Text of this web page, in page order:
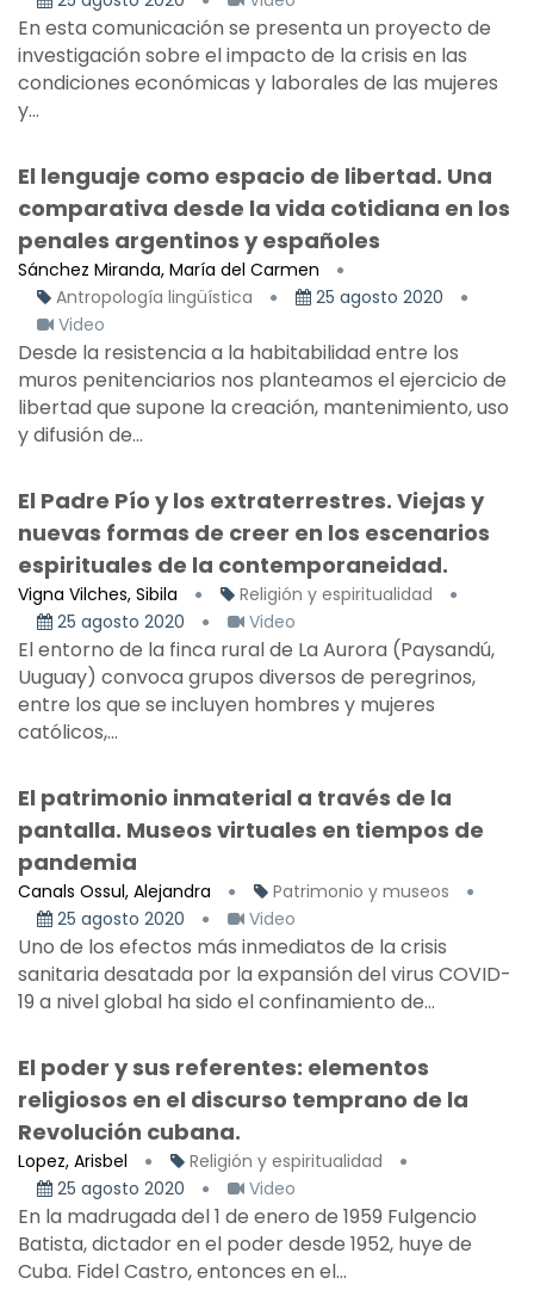
En esta comunicación se presenta un proyecto de
investigación sobre el impacto de la crisis en las
condiciones económicas y laborales de las mujeres
y...
El lenguaje como espacio de libertad. Una
comparativa desde la vida cotidiana en los
penales argentinos y españoles
Sánchez Miranda, María del Carmen
Antropología lingüística
25 agosto 2020
Video
Desde la resistencia a la habitabilidad entre los
muros penitenciarios nos planteamos el ejercicio de
libertad que supone la creación, mantenimiento, uso
y difusión de...
El Padre Pío y los extraterrestres. Viejas y
nuevas formas de creer en los escenarios
espirituales de la contemporaneidad.
Vigna Vilches, Sibila
Religión y espiritualidad
25 agosto 2020
Video
El entorno de la finca rural de La Aurora (Paysandú,
Uuguay) convoca grupos diversos de peregrinos,
entre los que se incluyen hombres y mujeres
católicos,...
El patrimonio inmaterial a través de la
pantalla. Museos virtuales en tiempos de
pandemia
Canals Ossul, Alejandra
Patrimonio y museos
25 agosto 2020
Video
Uno de los efectos más inmediatos de la crisis
sanitaria desatada por la expansión del virus COVID-
19 a nivel global ha sido el confinamiento de...
El poder y sus referentes: elementos
religiosos en el discurso temprano de la
Revolución cubana.
Lopez, Arisbel
Religión y espiritualidad
25 agosto 2020
Video
En la madrugada del 1 de enero de 1959 Fulgencio
Batista, dictador en el poder desde 1952, huye de
Cuba. Fidel Castro, entonces en el...